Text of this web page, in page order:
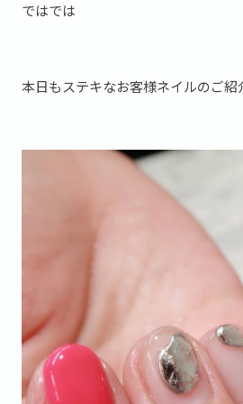
ではでは
本日もステキなお客様ネイルのご紹